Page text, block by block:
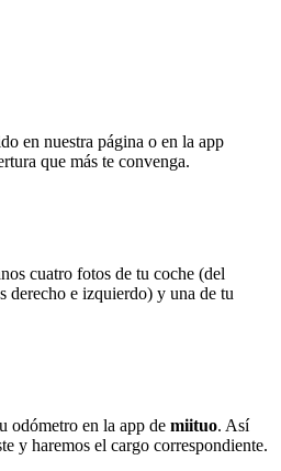
en nuestra página o en la app
que más te convenga.
cuatro fotos de tu coche (del
derecho e izquierdo) y una de tu
odómetro en la app de miituo. Así
y haremos el cargo correspondiente.